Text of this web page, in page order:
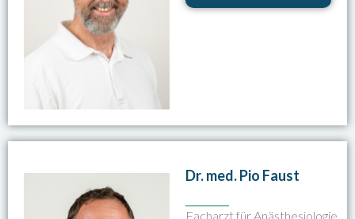
Dr. med. Pio Faust
Facharzt für Anästhesiologie